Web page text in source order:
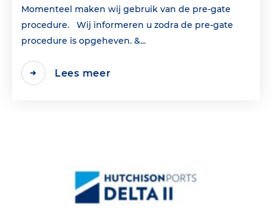
Momenteel maken wij gebruik van de pre-gate
procedure. Wij informeren u zodra de pre-gate
procedure is opgeheven. &...
Lees meer